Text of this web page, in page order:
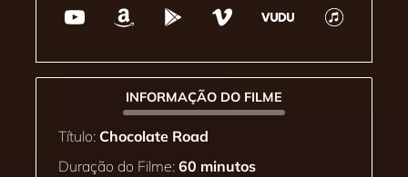
INFORMAÇÃO DO FILME
Título: Chocolate Road
Duração do Filme: 60 minutos